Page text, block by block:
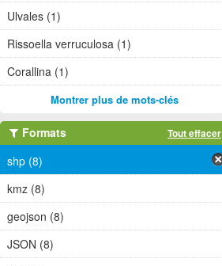
Ulvales (1)
Rissoella verruculosa (1)
Corallina (1)
Montrer plus de mots-clés
Formats Tout effacer
shp (8)
kmz (8)
geojson (8)
JSON (8)